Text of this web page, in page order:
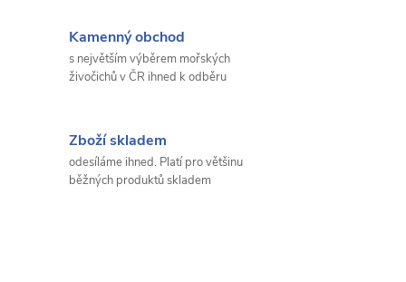
Kamenný obchod
s největším výběrem mořských
živočichů v ČR ihned k odběru
Zboží skladem
odesíláme ihned. Platí pro většinu
běžných produktů skladem